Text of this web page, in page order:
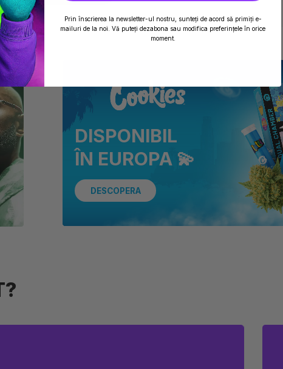
DISPONIBIL
ÎN EUROPA 💫
DESCOPERA
Prin înscrierea la newsletter-ul nostru, sunteți de acord să primiți e-
mailuri de la noi. Vă puteți dezabona sau modifica preferințele în orice
moment.